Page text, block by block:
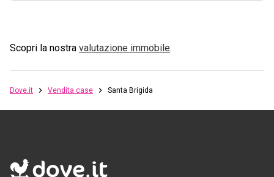
Scopri la nostra valutazione immobile.
Dove.it Vendita case Santa Brigida